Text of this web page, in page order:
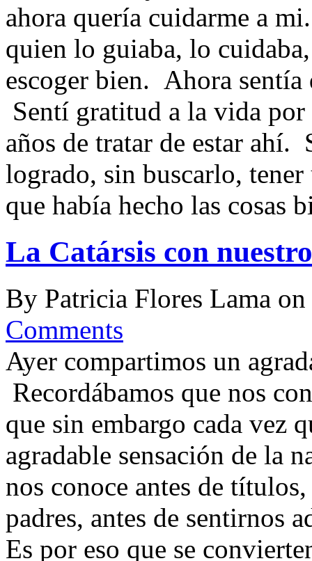
ahora quería cuidarme a
quien lo guiaba, lo
escoger bien. Ahora
Sentí gratitud a la vida
años de tratar de estar
logrado, sin buscarlo,
que había hecho las cosas
La Catársis con
By Patricia Flores Lama on
Comments
Ayer compartimos un
Recordábamos que nos
que sin embargo cada vez
agradable sensación de la
nos conoce antes de
padres, antes de sentirnos
Es por eso que se